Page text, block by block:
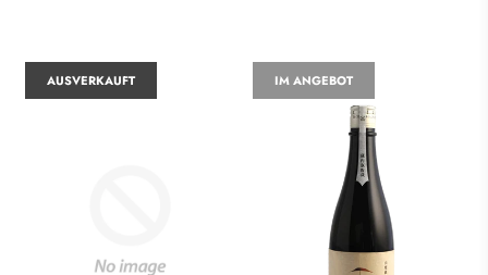
AUSVERKAUFT IM ANGEBOT